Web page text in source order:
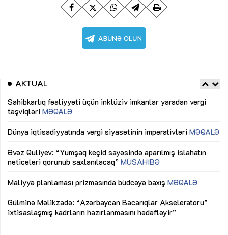
AKTUAL
Sahibkarlıq fəaliyyəti üçün inklüziv imkanlar yaradan vergi
təşviqləri MƏQALƏ
Dünya iqtisadiyyatında vergi siyasətinin imperativləri MƏQALƏ
Əvəz Quliyev: “Yumşaq keçid sayəsində aparılmış islahatın
nəticələri qorunub saxlanılacaq” MÜSAHİBƏ
Maliyyə planlaması prizmasında büdcəyə baxış MƏQALƏ
Gülminə Məlikzadə: “Azərbaycan Bacarıqlar Akseleratoru”
ixtisaslaşmış kadrların hazırlanmasını hədəfləyir”